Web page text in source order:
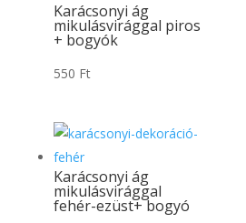
Karácsonyi ág
mikulásvirággal piros
+ bogyók
550 Ft
Karácsonyi ág
mikulásvirággal
fehér-ezüst+ bogyó